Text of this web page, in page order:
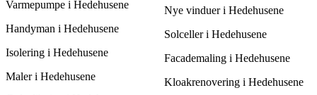
løsning til dit projekt.
Varmepumpe i Hedehusene
Handyman i Hedehusene
Isolering i Hedehusene
Maler i Hedehusene
Nye vinduer i Hedehusene
Solceller i Hedehusene
Facademaling i Hedehusene
Kloakrenovering i Hedehusene